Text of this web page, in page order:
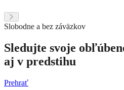
Slobodne a bez záväzkov
Sledujte svoje
aj v predstihu
Prehrať